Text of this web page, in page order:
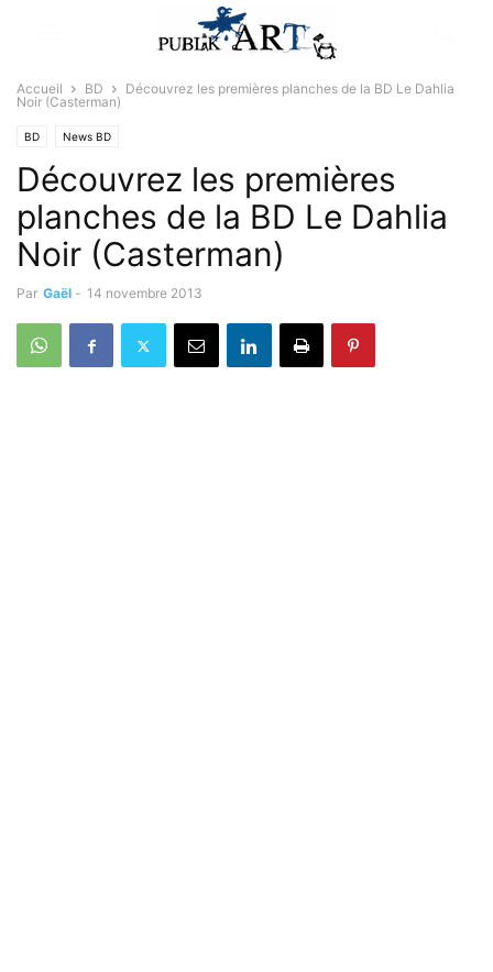
Accueil BD
Découvrez les premières planches de la BD Le Dahlia
Noir (Casterman)
BD News BD
Découvrez les premières
planches de la BD Le Dahlia
Noir (Casterman)
Par Gaël - 14 novembre 2013